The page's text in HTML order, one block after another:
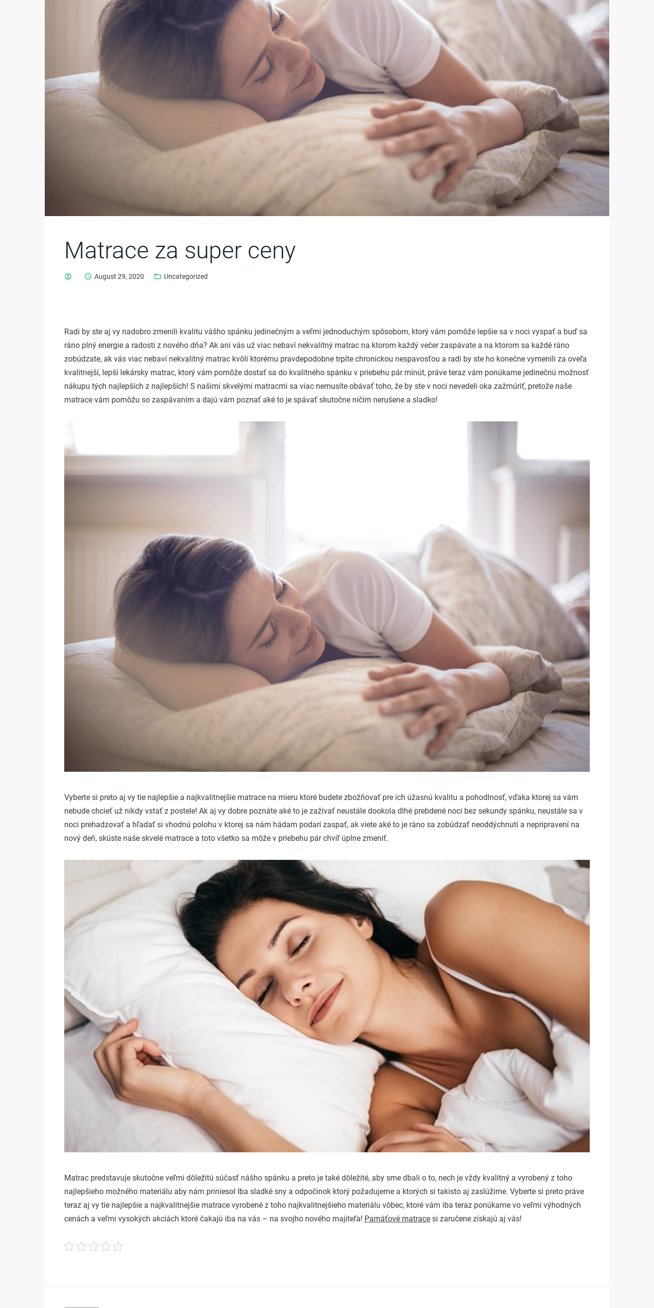
Matrace za super ceny
account_circle schedule August 29, 2020 folder_open Uncategorized
Radi by ste aj vy nadobro zmenili kvalitu vášho spánku jedinečným a veľmi jednoduchým spôsobom, ktorý vám pomôže lepšie sa v noci vyspať a buď sa
ráno plný energie a radosti z nového dňa? Ak ani vás už viac nebaví nekvalitný matrac na ktorom každý večer zaspávate a na ktorom sa každé ráno
zobúdzate, ak vás viac nebaví nekvalitný matrac kvôli ktorému pravdepodobne trpíte chronickou nespavosťou a radi by ste ho konečne vymenili za oveľa
kvalitnejší, lepší lekársky matrac, ktorý vám pomôže dostať sa do kvalitného spánku v priebehu pár minút, práve teraz vám ponúkame jedinečnú možnosť
nákupu tých najlepších z najlepších! S našimi skvelými matracmi sa viac nemusíte obávať toho, že by ste v noci nevedeli oka zažmúriť, pretože naše
matrace vám pomôžu so zaspávaním a dajú vám poznať aké to je spávať skutočne ničím nerušene a sladko!
Vyberte si preto aj vy tie najlepšie a najkvalitnejšie matrace na mieru ktoré budete zbožňovať pre ich úžasnú kvalitu a pohodlnosť, vďaka ktorej sa vám
nebude chcieť už nikdy vstať z postele! Ak aj vy dobre poznáte aké to je zažívať neustále dookola dlhé prebdené noci bez sekundy spánku, neustále sa v
noci prehadzovať a hľadať si vhodnú polohu v ktorej sa nám hádam podarí zaspať, ak viete aké to je ráno sa zobúdzať neoddýchnutí a nepripravení na
nový deň, skúste naše skvelé matrace a toto všetko sa môže v priebehu pár chvíľ úplne zmeniť.
Matrac predstavuje skutočne veľmi dôležitú súčasť nášho spánku a preto je také dôležité, aby sme dbali o to, nech je vždy kvalitný a vyrobený z toho
najlepšieho možného materiálu aby nám priniesol Iba sladké sny a odpočinok ktorý požadujeme a ktorých si takisto aj zaslúžime. Vyberte si preto práve
teraz aj vy tie najlepšie a najkvalitnejšie matrace vyrobené z toho najkvalitnejšieho materiálu vôbec, ktoré vám iba teraz ponúkame vo veľmi výhodných
cenách a veľmi vysokých akciách ktoré čakajú iba na vás – na svojho nového majiteľa! Pamäťové matrace si zaručene získajú aj vás!